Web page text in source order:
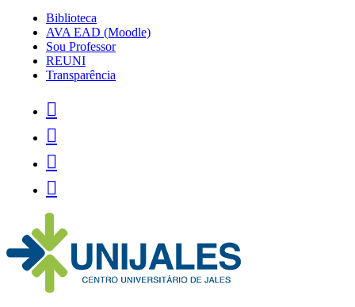
Biblioteca
AVA EAD (Moodle)
Sou Professor
REUNI
Transparência



